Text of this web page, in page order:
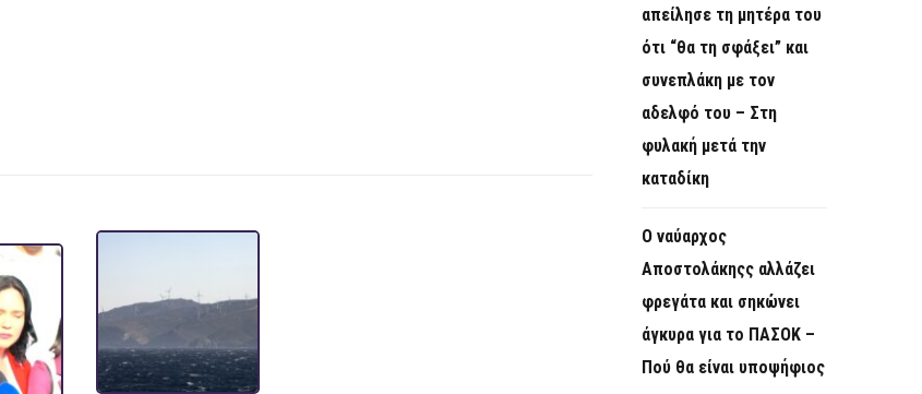
απείλησε τη μητέρα του
ότι “θα τη σφάξει” και
συνεπλάκη με τον
αδελφό του – Στη
φυλακή μετά την
καταδίκη
Ο ναύαρχος
Αποστολάκηςς αλλάζει
φρεγάτα και σηκώνει
άγκυρα για το ΠΑΣΟΚ –
Πού θα είναι υποψήφιος